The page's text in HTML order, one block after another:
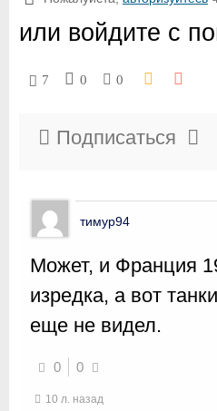
или войдите с
7 0 0
Подписаться
тимур94
Может, и Франция
изредка, а вот
еще не видел.
0 0
10 л. назад